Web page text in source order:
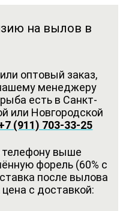
на вылов в
оптовый заказ,
менеджеру
есть в Санкт-
или Новгородской
(911) 703-33-25
телефону выше
форель (60% с
после вылова
с доставкой: